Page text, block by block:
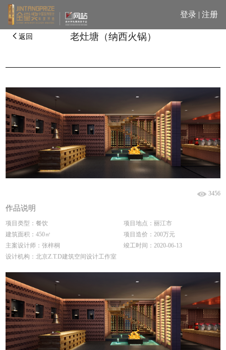
登录 | 注册
返回 老灶塘（纳西火锅）
3456
作品说明
项目类型：餐饮
项目地点：丽江市
建筑面积：450㎡
项目造价：200万元
主案设计师：张梓桐
竣工时间：2020-06-13
设计机构：北京Z.T.D建筑空间设计工作室